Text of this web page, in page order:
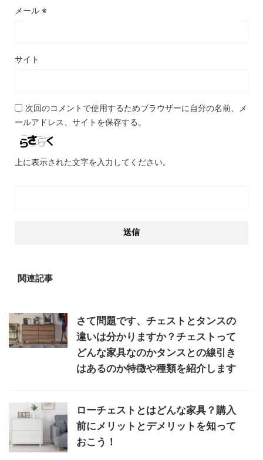
メール ※
サイト
次回のコメントで使用するためブラウザーに自分の名前、メ
ールアドレス、サイトを保存する。
上に表示された文字を入力してください。
関連記事
さて問題です、チェストとタンスの
違いは分かりますか？チェストって
どんな家具なのかタンスとの線引き
はあるのか特徴や種類を紹介します
ローチェストとはどんな家具？購入
前にメリットとデメリットを知って
おこう！